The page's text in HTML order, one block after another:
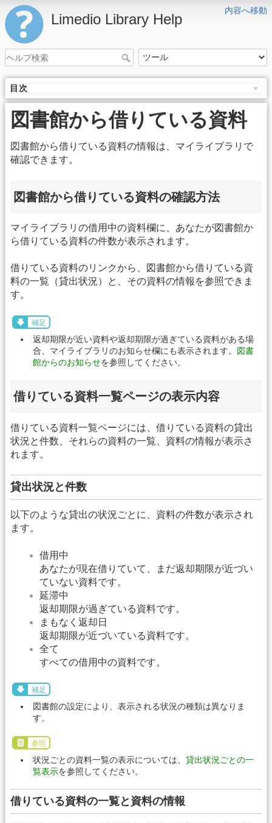
内容へ移動
Limedio Library Help
目次
図書館から借りている資料
図書館から借りている資料の情報は、マイライブラリで
確認できます。
図書館から借りている資料の確認方法
マイライブラリの借用中の資料欄に、あなたが図書館か
ら借りている資料の件数が表示されます。
借りている資料のリンクから、図書館から借りている資
料の一覧（貸出状況）と、その資料の情報を参照できま
す。
補足
返却期限が近い資料や返却期限が過ぎている資料がある場
合、マイライブラリのお知らせ欄にも表示されます。 図書
館からのお知らせを参照してください。
借りている資料一覧ページの表示内容
借りている資料一覧ページには、借りている資料の貸出
状況と件数、それらの資料の一覧、資料の情報が表示さ
れます。
貸出状況と件数
以下のような貸出の状況ごとに、資料の件数が表示され
ます。
借用中
あなたが現在借りていて、まだ返却期限が近づい
ていない資料です。
延滞中
返却期限が過ぎている資料です。
まもなく返却日
返却期限が近づいている資料です。
全て
すべての借用中の資料です。
補足
図書館の設定により、表示される状況の種類は異なりま
す。
参照
状況ごとの資料一覧の表示については、 貸出状況ごとの一
覧表示を参照してください。
借りている資料の一覧と資料の情報